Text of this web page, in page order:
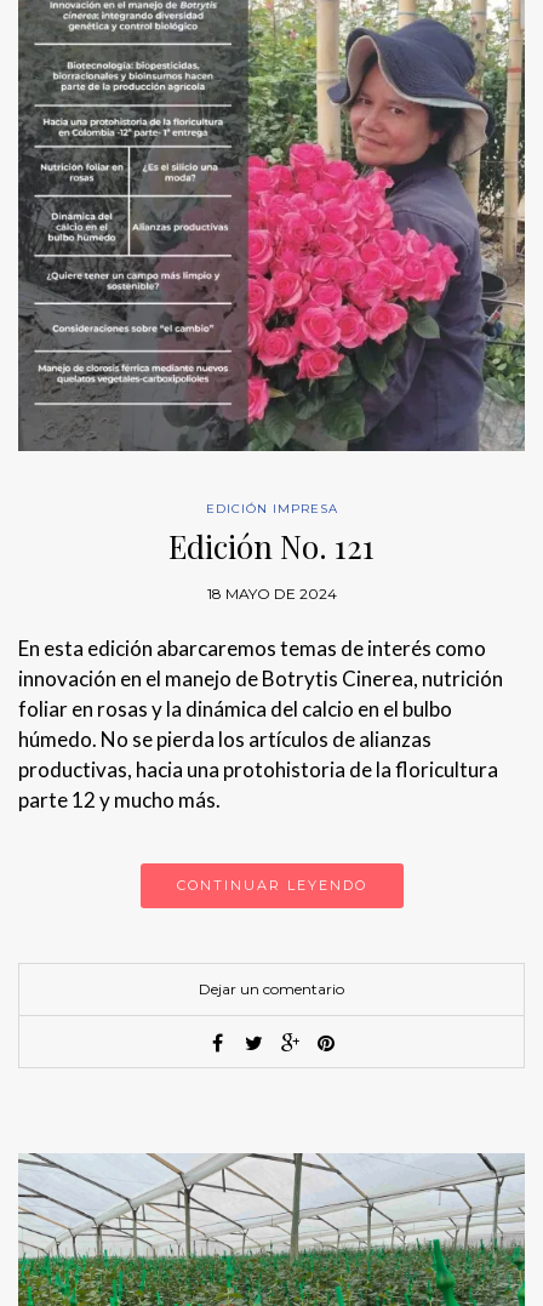
EDICIÓN IMPRESA
Edición No. 121
18 MAYO DE 2024
En esta edición abarcaremos temas de interés como
innovación en el manejo de Botrytis Cinerea, nutrición
foliar en rosas y la dinámica del calcio en el bulbo
húmedo. No se pierda los artículos de alianzas
productivas, hacia una protohistoria de la floricultura
parte 12 y mucho más.
CONTINUAR LEYENDO
Dejar un comentario